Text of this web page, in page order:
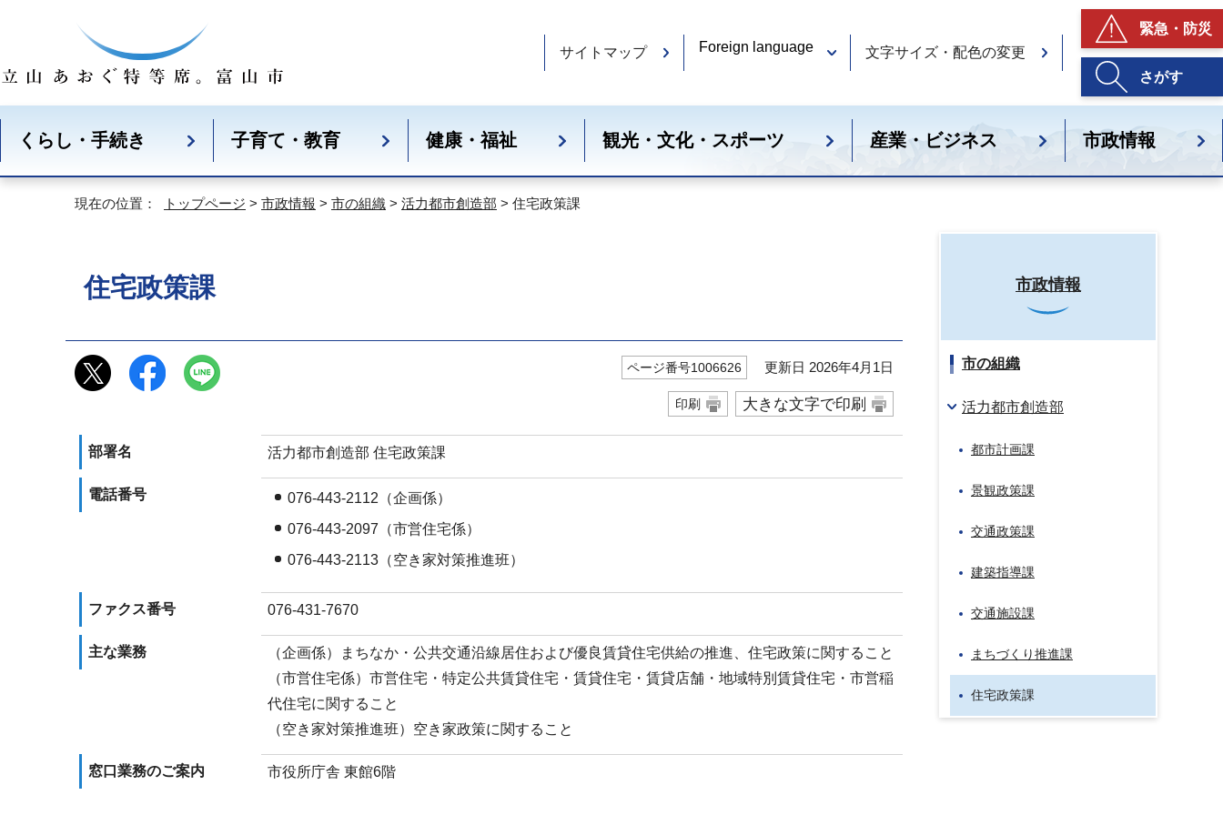
サイトマップ Foreign language 文字サイズ・配色の変更
緊急・防災
さがす
くらし・手続き 子育て・教育 健康・福祉 観光・文化・スポーツ 産業・ビジネス 市政情報
現在の位置： トップページ > 市政情報 > 市の組織 > 活力都市創造部 > 住宅政策課
住宅政策課
ページ番号1006626 更新日 2026年4月1日
印刷 大きな文字で印刷
部署名 活力都市創造部 住宅政策課
電話番号
076-443-2112（企画係）
076-443-2097（市営住宅係）
076-443-2113（空き家対策推進班）
ファクス番号 076-431-7670
主な業務
（企画係）まちなか・公共交通沿線居住および優良賃貸住宅供給の推進、住宅政策に関すること
（市営住宅係）市営住宅・特定公共賃貸住宅・賃貸住宅・賃貸店舗・地域特別賃貸住宅・市営稲
代住宅に関すること
（空き家対策推進班）空き家政策に関すること
窓口業務のご案内 市役所庁舎 東館6階
市政情報
市の組織
活力都市創造部
都市計画課
景観政策課
交通政策課
建築指導課
交通施設課
まちづくり推進課
住宅政策課